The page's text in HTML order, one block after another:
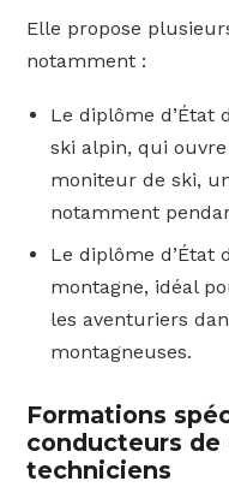
Elle propose
notamment :
Le diplôme d’État
ski alpin, qui
moniteur de ski,
notamment
Le diplôme d’État
montagne, idéal
les aventuriers
montagneuses.
Formations
conducteurs de
techniciens